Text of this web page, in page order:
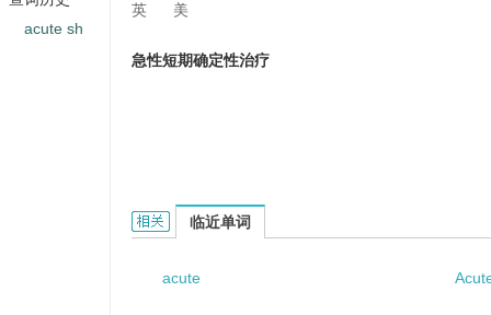
英 美
急性短期确定性治疗
acute short-term definitive care的相关资料：
临近单词
acute
acute sh